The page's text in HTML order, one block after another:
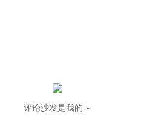
评论沙发是我的～